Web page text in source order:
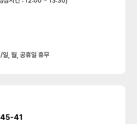
, 월, 공휴일 휴무
41